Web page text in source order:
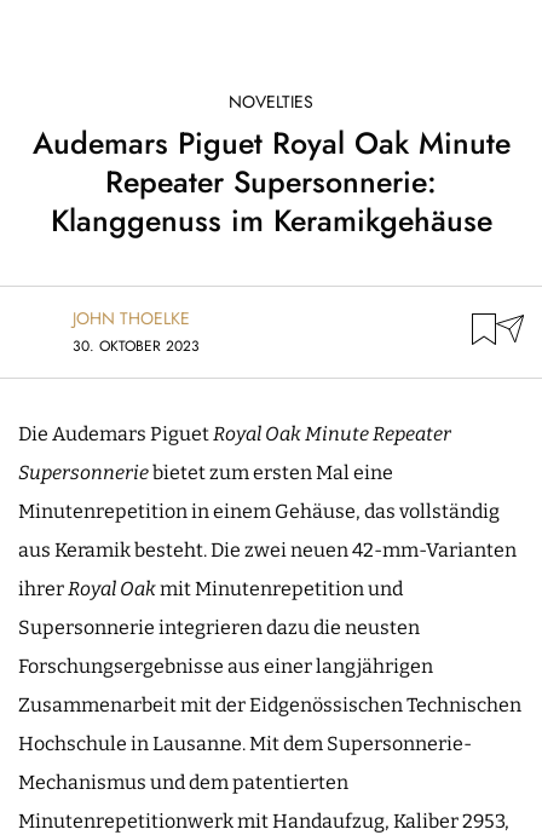
NOVELTIES
Audemars Piguet Royal Oak Minute
Repeater Supersonnerie:
Klanggenuss im Keramikgehäuse
JOHN THOELKE
30. OKTOBER 2023
Die Audemars PiguetRoyal Oak Minute Repeater
Supersonneriebietet zum ersten Mal eine
Minutenrepetition in einem Gehäuse, das vollständig
aus Keramik besteht. Die zwei neuen 42-mm-Varianten
ihrerRoyal Oakmit Minutenrepetition und
Supersonnerie integrieren dazu die neusten
Forschungsergebnisse aus einer langjährigen
Zusammenarbeit mit der Eidgenössischen Technischen
Hochschule in Lausanne. Mit dem Supersonnerie-
Mechanismus und dem patentierten
Minutenrepetitionwerk mit Handaufzug, Kaliber 2953,